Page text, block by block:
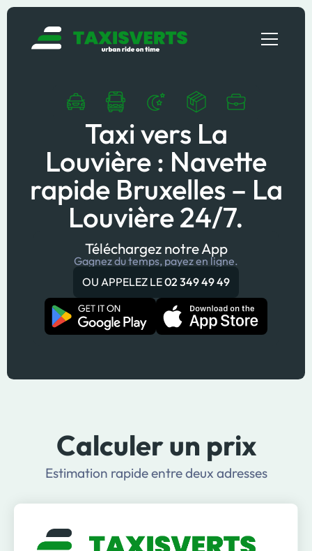
Taxi vers La
Louvière : Navette
rapide Bruxelles – La
Louvière 24/7.
Téléchargez notre App
Gagnez du temps, payez en ligne.
OU APPELEZ LE02 349 49 49
Calculer un prix
Estimation rapide entre deux adresses